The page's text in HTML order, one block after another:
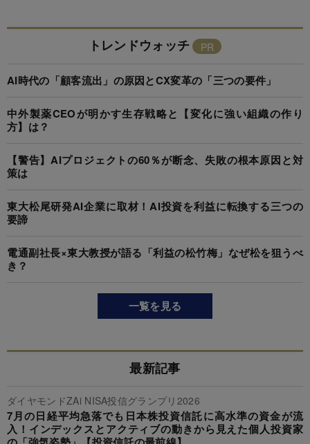
トレンドウォッチ
AI時代の「顧客流出」の原因とCX変革の「三つの要件」
中外製薬CEOが明かす生存戦略と【変化に強い組織の作り
方】は？
【警告】AIプロジェクトの60％が断念、失敗の根本原因と対
策は
東大松尾研発AI企業に取材！AI投資を利益に転換する三つの
要諦
電通副社長×東大教授が語る「利益の松竹梅」なぜ松を狙うべ
き？
一覧を見る
最新記事
ダイヤモンドZAi NISA投信グランプリ2026
7月の日経平均急落でも日本株投資信託に高水準の資金が流
入！インデックスとアクティブの動きから見えた個人投資家